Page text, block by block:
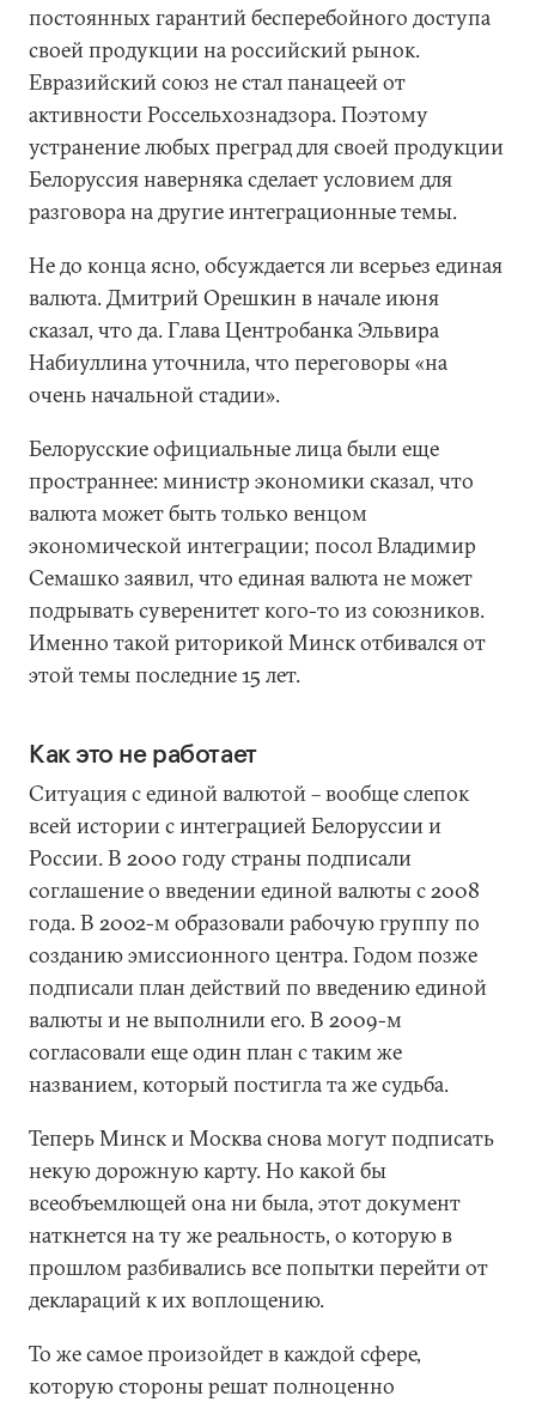
постоянных гарантий бесперебойного доступа
своей продукции на российский рынок.
Евразийский союз не стал панацеей от
активности Россельхознадзора. Поэтому
устранение любых преград для своей продукции
Белоруссия наверняка сделает условием для
разговора на другие интеграционные темы.
Не до конца ясно, обсуждается ли всерьез единая
валюта. Дмитрий Орешкин в начале июня
сказал, что да. Глава Центробанка Эльвира
Набиуллина уточнила, что переговоры «на
очень начальной стадии».
Белорусские официальные лица были еще
пространнее: министр экономики сказал, что
валюта может быть только венцом
экономической интеграции; посол Владимир
Семашко заявил, что единая валюта не может
подрывать суверенитет кого-то из союзников.
Именно такой риторикой Минск отбивался от
этой темы последние 15 лет.
Как это не работает
Ситуация с единой валютой – вообще слепок
всей истории с интеграцией Белоруссии и
России. В 2000 году страны подписали
соглашение о введении единой валюты с 2008
года. В 2002-м образовали рабочую группу по
созданию эмиссионного центра. Годом позже
подписали план действий по введению единой
валюты и не выполнили его. В 2009-м
согласовали еще один план с таким же
названием, который постигла та же судьба.
Теперь Минск и Москва снова могут подписать
некую дорожную карту. Но какой бы
всеобъемлющей она ни была, этот документ
наткнется на ту же реальность, о которую в
прошлом разбивались все попытки перейти от
деклараций к их воплощению.
То же самое произойдет в каждой сфере,
которую стороны решат полноценно